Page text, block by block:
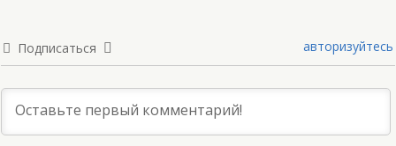
Подписаться авторизуйтесь